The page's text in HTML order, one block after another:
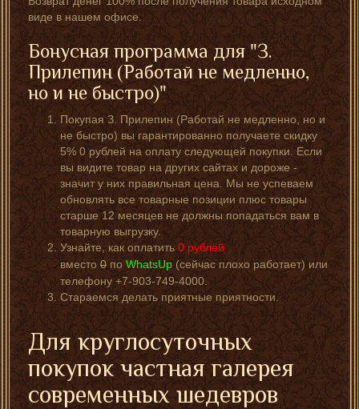
виде в нашем офисе.
Бонусная программа для "З.
Прилепин (Работай не медленно,
но и не быстро)"
Покупая З. Прилепин (Работай не медленно, но и
не быстро) вы гарантированно получаете скидку
5% 0 рублей на оплату следующей покупки. Если
вы видите товар на других сайтах и дороже -
значит у них правильная цена. Мы не успеваем
обновлять все товарные позиции плюс товары
старше 12 месяцев не должны попадаться вам в
товарную выгрузку.
Узнайте, как оплатить0 рублей
вместо0по WhatsUp (сейчас плохо работает) или
телефону +7-903-749-4000.
Стараемся делать приятные приятности.
Для круглосуточных
покупок частная галерея
современных шедевров